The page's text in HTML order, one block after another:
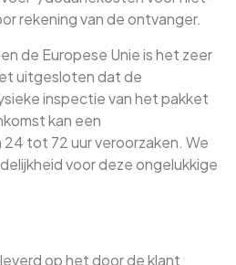
rekening van de ontvanger.
de Europese Unie is het zeer
uitgesloten dat de
inspectie van het pakket
kan een
tot 72 uur veroorzaken. We
voor deze ongelukkige
op het door de klant